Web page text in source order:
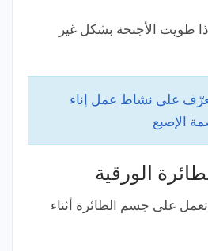
طويت الأجنحة بشكل غير
على نشاط عمل إناء
الإصبع
الورقية
على جسم الطائرة أثناء